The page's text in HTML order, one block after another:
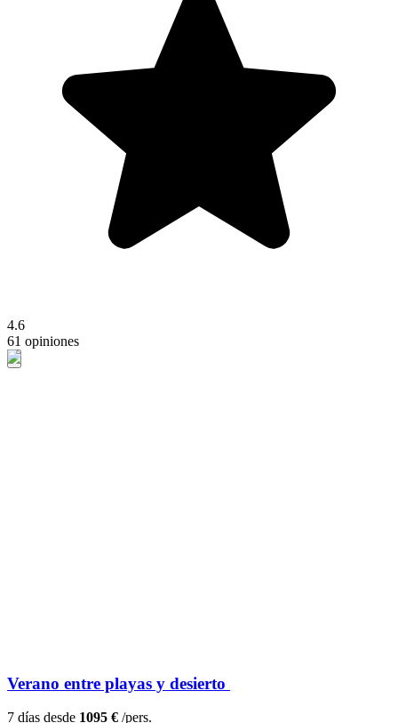
4.6
61 opiniones
Verano entre playas y desierto
7 días desde 1095 € /pers.